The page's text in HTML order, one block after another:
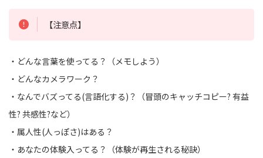
【注意点】
・どんな言葉を使ってる？（メモしよう）
・どんなカメラワーク？
・なんでバズってる(言語化する)？（冒頭のキャッチコピー? 有益
性? 共感性?など）
・属人性(人っぽさ)はある？
・あなたの体験入ってる？（体験が再生される秘訣）